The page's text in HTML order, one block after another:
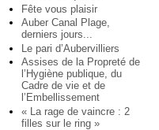
Fête vous plaisir
Auber Canal Plage,
derniers jours...
Le pari d’Aubervilliers
Assises de la Propreté de
l’Hygiène publique, du
Cadre de vie et de
l’Embellissement
« La rage de vaincre : 2
filles sur le ring »